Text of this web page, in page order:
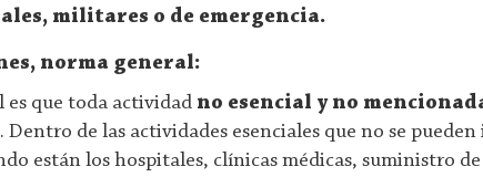
militares o de emergencia.
norma general:
es que toda actividad no esencial y no
. Dentro de las actividades esenciales que no se
están los hospitales, clínicas médicas, suministro